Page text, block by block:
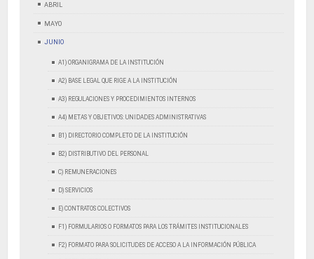
ABRIL
MAYO
JUNIO
A1) ORGANIGRAMA DE LA INSTITUCIÓN
A2) BASE LEGAL QUE RIGE A LA INSTITUCIÓN
A3) REGULACIONES Y PROCEDIMIENTOS INTERNOS
A4) METAS Y OBJETIVOS: UNIDADES ADMINISTRATIVAS
B1) DIRECTORIO COMPLETO DE LA INSTITUCIÓN
B2) DISTRIBUTIVO DEL PERSONAL
C) REMUNERACIONES
D) SERVICIOS
E) CONTRATOS COLECTIVOS
F1) FORMULARIOS O FORMATOS PARA LOS TRÁMITES INSTITUCIONALES
F2) FORMATO PARA SOLICITUDES DE ACCESO A LA INFORMACIÓN PÚBLICA